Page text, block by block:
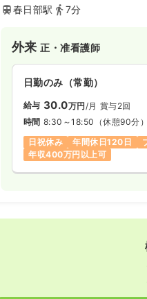
春日部駅
7分
外来正・准看護師
日勤のみ（常勤）
給与 30.0万円 /月 賞与2回
時間 8:30～18:50 （休憩90分）
日祝休み
年間休日120日
年収400万円以上可